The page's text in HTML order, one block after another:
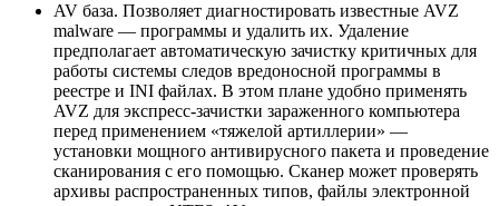
AV база. Позволяет диагностировать известные AVZ
malware — программы и удалить их. Удаление
предполагает автоматическую зачистку критичных для
работы системы следов вредоносной программы в
реестре и INI файлах. В этом плане удобно применять
AVZ для экспресс-зачистки зараженного компьютера
перед применением «тяжелой артиллерии» —
установки мощного антивирусного пакета и проведение
сканирования с его помощью. Сканер может проверять
архивы распространенных типов, файлы электронной